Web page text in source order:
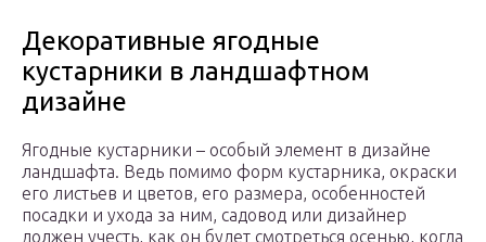
Декоративные ягодные
кустарники в ландшафтном
дизайне
Ягодные кустарники – особый элемент в дизайне
ландшафта. Ведь помимо форм кустарника, окраски
его листьев и цветов, его размера, особенностей
посадки и ухода за ним, садовод или дизайнер
должен учесть, как он будет смотреться осенью, когда